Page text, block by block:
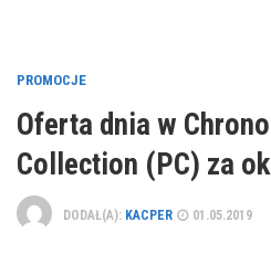
PROMOCJE
Oferta dnia w
Collection (PC) za
DODAŁ(A): KACPER 01.05.2019